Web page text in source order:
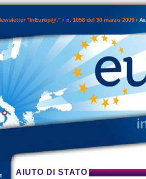
"InEurop@." n. 1058 del 30 marzo 2009
AIUTO DI STATO